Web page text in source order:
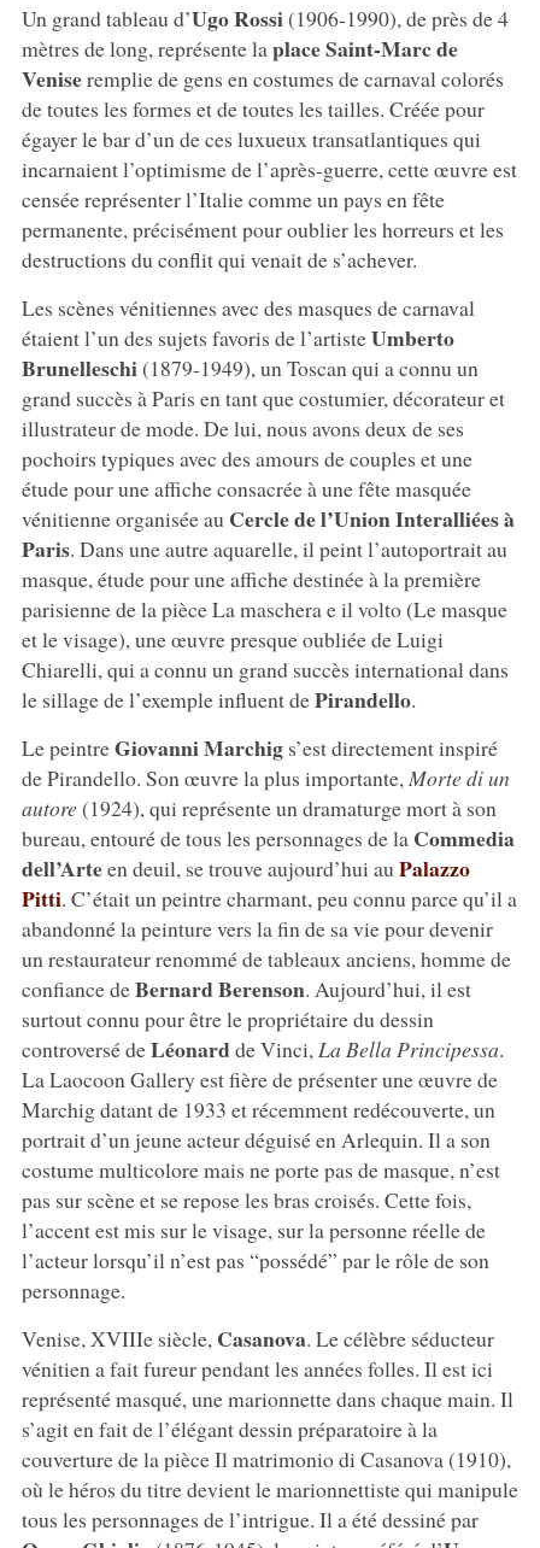
Un grand tableau d’Ugo Rossi(1906-1990), de près de 4
mètres de long, représente la place Saint-Marc de
Veniseremplie de gens en costumes de carnaval colorés
de toutes les formes et de toutes les tailles. Créée pour
égayer le bar d’un de ces luxueux transatlantiques qui
incarnaient l’optimisme de l’après-guerre, cette œuvre est
censée représenter l’Italie comme un pays en fête
permanente, précisément pour oublier les horreurs et les
destructions du conflit qui venait de s’achever.
Les scènes vénitiennes avec des masques de carnaval
étaient l’un des sujets favoris de l’artisteUmberto
Brunelleschi(1879-1949), un Toscan qui a connu un
grand succès à Paris en tant que costumier, décorateur et
illustrateur de mode. De lui, nous avons deux de ses
pochoirs typiques avec des amours de couples et une
étude pour une affiche consacrée à une fête masquée
vénitienne organisée au Cercle de l’Union Interalliées à
Paris. Dans une autre aquarelle, il peint l’autoportrait au
masque, étude pour une affiche destinée à la première
parisienne de la pièce La maschera e il volto (Le masque
et le visage), une œuvre presque oubliée de Luigi
Chiarelli, qui a connu un grand succès international dans
le sillage de l’exemple influent dePirandello.
Le peintreGiovanni Marchigs’est directement inspiré
de Pirandello. Son œuvre la plus importante, Morte di un
autore(1924), qui représente un dramaturge mort à son
bureau, entouré de tous les personnages de la Commedia
dell’Arteen deuil, se trouve aujourd’hui au Palazzo
Pitti. C’était un peintre charmant, peu connu parce qu’il a
abandonné la peinture vers la fin de sa vie pour devenir
un restaurateur renommé de tableaux anciens, homme de
confiance deBernard Berenson. Aujourd’hui, il est
surtout connu pour être le propriétaire du dessin
controversé deLéonardde Vinci, La Bella Principessa.
La Laocoon Gallery est fière de présenter une œuvre de
Marchig datant de 1933 et récemment redécouverte, un
portrait d’un jeune acteur déguisé en Arlequin. Il a son
costume multicolore mais ne porte pas de masque, n’est
pas sur scène et se repose les bras croisés. Cette fois,
l’accent est mis sur le visage, sur la personne réelle de
l’acteur lorsqu’il n’est pas “possédé” par le rôle de son
personnage.
Venise, XVIIIe siècle, Casanova. Le célèbre séducteur
vénitien a fait fureur pendant les années folles. Il est ici
représenté masqué, une marionnette dans chaque main. Il
s’agit en fait de l’élégant dessin préparatoire à la
couverture de la pièce Il matrimonio di Casanova (1910),
où le héros du titre devient le marionnettiste qui manipule
tous les personnages de l’intrigue. Il a été dessiné par